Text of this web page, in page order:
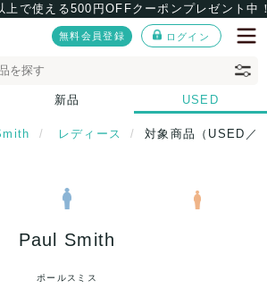
上で使える500円OFFクーポンプレゼント中
無料会員登録 ログイン
新品 USED
レディース
対象商品（USED／
Paul Smith
ポールスミス